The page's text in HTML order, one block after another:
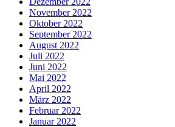
November 2022
Oktober 2022
September 2022
August 2022
Juli 2022
Juni 2022
Mai 2022
April 2022
März 2022
Februar 2022
Januar 2022